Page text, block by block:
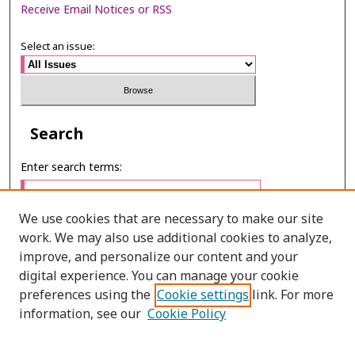
Receive Email Notices or RSS
Select an issue:
Search
Enter search terms:
Select context to search:
Advanced Search
We use cookies that are necessary to make our site
work. We may also use additional cookies to analyze,
improve, and personalize our content and your
digital experience. You can manage your cookie
preferences using the Cookie settings link. For more
information, see our Cookie Policy